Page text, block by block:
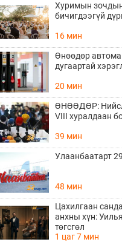
Хуримын
бичигдээгүй
16 мин
Өнөөдөр
дугаартай
20 мин
ӨНӨӨДӨР:
VIII хуралдаан
39 мин
Улаанбаатарт
48 мин
Цахилгаан
анхны хүн:
төгсгөл
1 цаг 7 мин